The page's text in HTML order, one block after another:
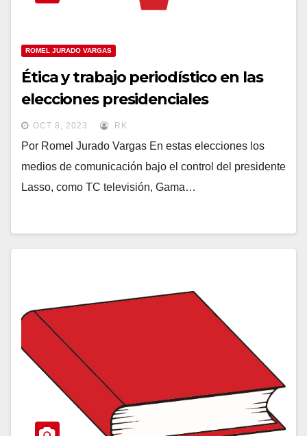
ROMEL JURADO VARGAS
Ética y trabajo periodístico en las
elecciones presidenciales
OCT 8, 2023 RK
Por Romel Jurado Vargas En estas elecciones los
medios de comunicación bajo el control del presidente
Lasso, como TC televisión, Gama…